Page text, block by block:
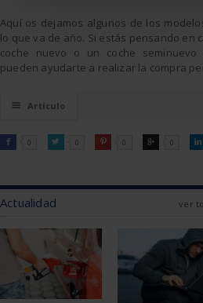
Aquí os dejamos algunos de los
lo que va de año. Si estás pensando en
coche nuevo o un coche seminuevo
pueden ayudarte a realizar la compra
☰ Artículo

FACEBOOK
0 
TWITTER0 
PINTEREST
0 
GOOGLE0 
Actualidad ver